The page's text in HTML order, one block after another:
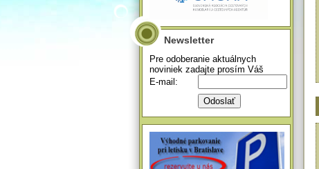
Newsletter
Pre odoberanie aktuálnych
noviniek zadajte prosím Váš
E-mail: